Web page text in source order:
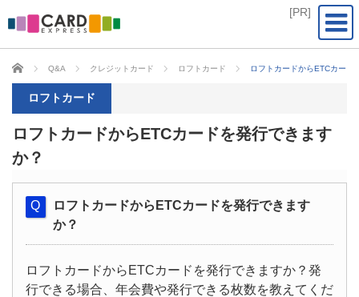
CARD EXPRESS
Q&A クレジットカード ロフトカード ロフトカードからETCカード
ロフトカード
ロフトカードからETCカードを発行できます
か？
ロフトカードからETCカードを発行できます
か？
ロフトカードからETCカードを発行できますか？発
行できる場合、年会費や発行できる枚数を教えてくだ